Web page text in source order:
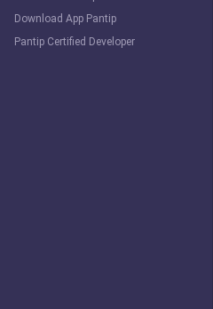
Download App Pantip
Pantip Certified Developer